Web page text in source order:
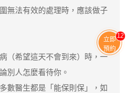
無法有效的處理時，應該做子
希望這天不會到來）時，一
別人怎麼看待你。
醫生都是「能保則保」，如
立即
預約
11